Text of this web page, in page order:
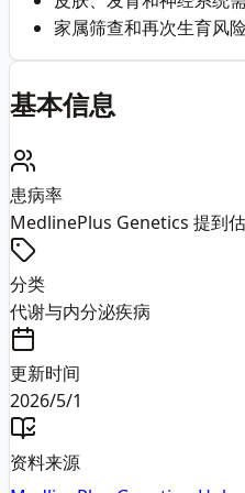
家属筛查和再次生育风
基本信息
患病率
MedlinePlus Genetics 提到
分类
代谢与内分泌疾病
更新时间
2026/5/1
资料来源